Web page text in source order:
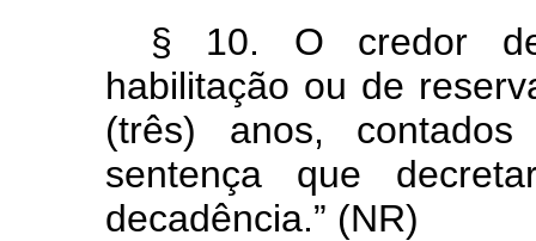
§ 10. O credor
habilitação ou de
(três) anos,
sentença que
decadência.” (NR)